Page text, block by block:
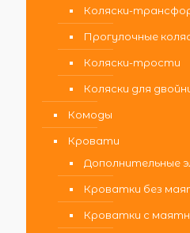
Коляски-
Прогулочные
Коляски-трости
Коляски для
Комоды
Кровати
Дополнительные
Кроватки без
Кроватки с